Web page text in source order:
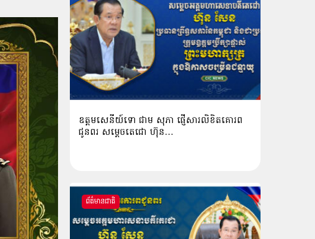
ឧត្តមសេនីយ៍ទោ ជាម សុភា ផ្ញើសារលិខិតគោរព
ជូនពរ សម្ដេចតេជោ ហ៊ុន…
ព័ត៌មានជាតិ